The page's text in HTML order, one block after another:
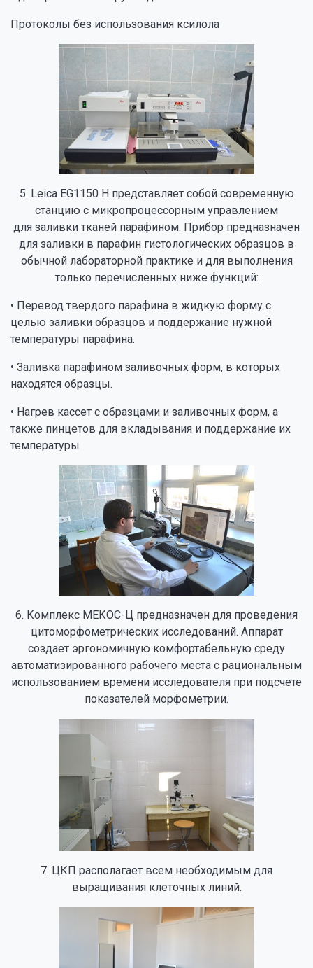
Протоколы без использования ксилола
5. Leica EG1150 H представляет собой современную
станцию с микропроцессорным управлением
для заливки тканей парафином. Прибор предназначен
для заливки в парафин гистологических образцов в
обычной лабораторной практике и для выполнения
только перечисленных ниже функций:
• Перевод твердого парафина в жидкую форму с
целью заливки образцов и поддержание нужной
температуры парафина.
• Заливка парафином заливочных форм, в которых
находятся образцы.
• Нагрев кассет с образцами и заливочных форм, а
также пинцетов для вкладывания и поддержание их
температуры
6. Комплекс МЕКОС-Ц предназначен для проведения
цитоморфометрических исследований. Аппарат
создает эргономичную комфортабельную среду
автоматизированного рабочего места с рациональным
использованием времени исследователя при подсчете
показателей морфометрии.
7. ЦКП располагает всем необходимым для
выращивания клеточных линий.